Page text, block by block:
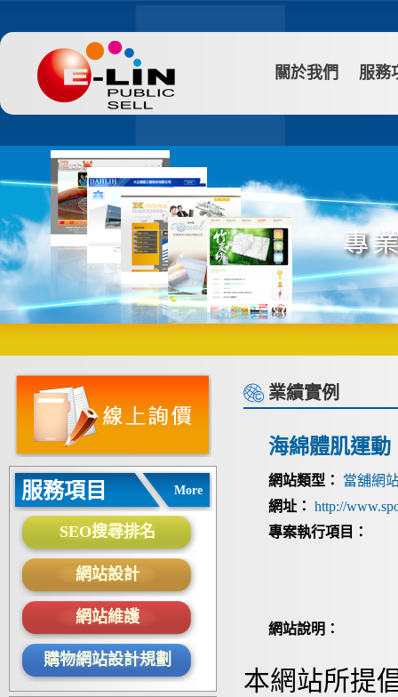
關於我們 服務
服務項目 More
SEO搜尋排名
網站設計
網站維護
購物網站設計規劃
業績實例
海綿體肌運動
網站類型：
當舖網
網址： http://
專案執行項目：
網站說明：
本網站所提